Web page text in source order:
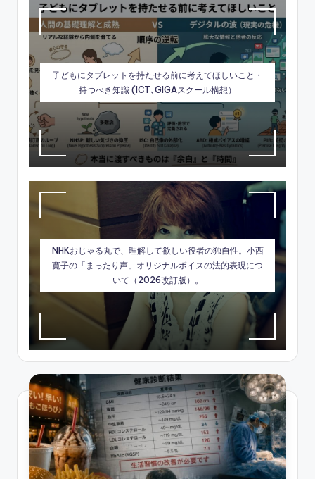
子どもにタブレットを持たせる前に考えてほしいこと・
持つべき知識 (ICT､GIGAスクール構想）
NHKおじゃる丸で、理解して欲しい役者の独自性。小西
寛子の「まったり声」オリジナルボイスの法的表現につ
いて（2026改訂版）。